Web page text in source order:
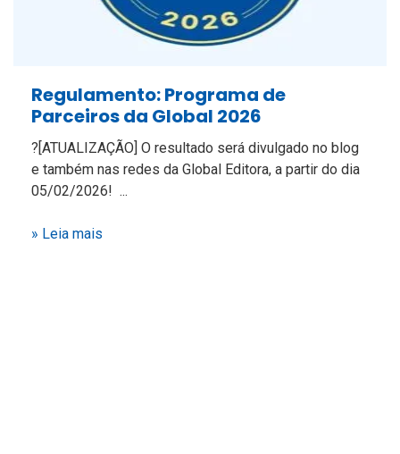
Regulamento: Programa de
Parceiros da Global 2026
?[ATUALIZAÇÃO] O resultado será divulgado no blog
e também nas redes da Global Editora, a partir do dia
05/02/2026! ...
» Leia mais